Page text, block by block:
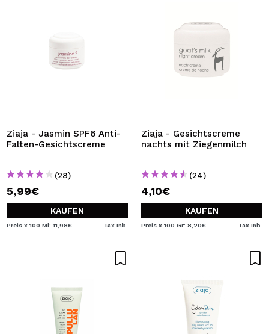
Ziaja - Jasmin SPF6 Anti-
Falten-Gesichtscreme
(28)
5,99€
KAUFEN
Preis x 100 Ml: 11,98€ Tax Inb.
Ziaja - Gesichtscreme
nachts mit Ziegenmilch
(24)
4,10€
KAUFEN
Preis x 100 Gr: 8,20€ Tax Inb.